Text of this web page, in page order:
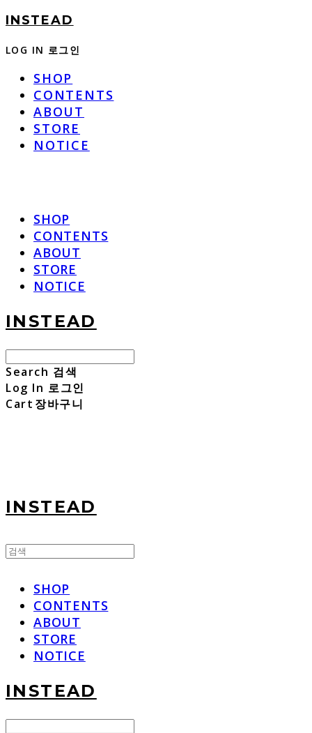
INSTEAD
LOG IN 로그인
SHOP
CONTENTS
ABOUT
STORE
NOTICE
SHOP
CONTENTS
ABOUT
STORE
NOTICE
INSTEAD
Search 검색
Log In 로그인
Cart 장바구니
INSTEAD
SHOP
CONTENTS
ABOUT
STORE
NOTICE
INSTEAD